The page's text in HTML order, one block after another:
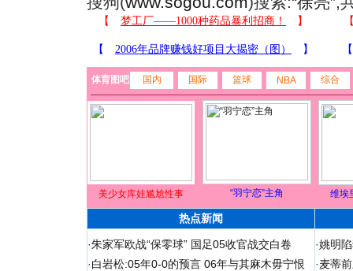
体育图吧 国内 国际 篮球 NBA 综合
美少女库娃尴尬性事 “羽宁恋”主角 维埃
热点新闻
·朱家军欧战“保零球” 国足05收官战交白卷
·白岩松:05年0-0的预言 06年与其麻木毋宁恨
·姚明
·麦蒂